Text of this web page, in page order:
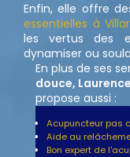
Enfin, elle offre
essentielles à
les vertus des
dynamiser ou
En plus de ses
douce,
propose aussi :
Acupuncteur pas
Aide au
Bon expert de